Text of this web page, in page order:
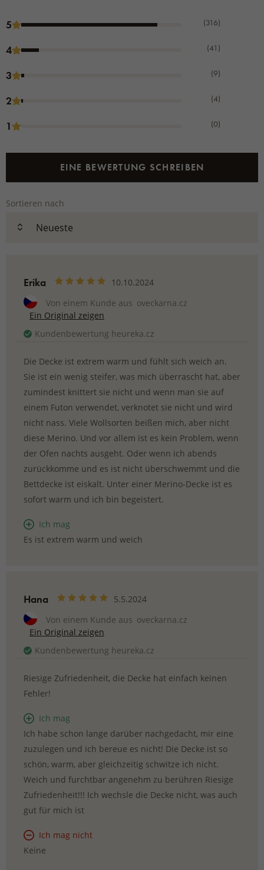
5 (316)
4 (41)
3 (9)
2 (4)
1 (0)
EINE BEWERTUNG SCHREIBEN
Sortieren nach
Erika
10.10.2024
Von einem Kunde aus oveckarna.cz
Ein Original zeigen
Kundenbewertung heureka.cz
Die Decke ist extrem warm und fühlt sich weich an.
Sie ist ein wenig steifer, was mich überrascht hat, aber
zumindest knittert sie nicht und wenn man sie auf
einem Futon verwendet, verknotet sie nicht und wird
nicht nass. Viele Wollsorten beißen mich, aber nicht
diese Merino. Und vor allem ist es kein Problem, wenn
der Ofen nachts ausgeht. Oder wenn ich abends
zurückkomme und es ist nicht überschwemmt und die
Bettdecke ist eiskalt. Unter einer Merino-Decke ist es
sofort warm und ich bin begeistert.
Ich mag
Es ist extrem warm und weich
Hana
5.5.2024
Von einem Kunde aus oveckarna.cz
Ein Original zeigen
Kundenbewertung heureka.cz
Riesige Zufriedenheit, die Decke hat einfach keinen
Fehler!
Ich mag
Ich habe schon lange darüber nachgedacht, mir eine
zuzulegen und ich bereue es nicht! Die Decke ist so
schön, warm, aber gleichzeitig schwitze ich nicht.
Weich und furchtbar angenehm zu berühren Riesige
Zufriedenheit!!! Ich wechsle die Decke nicht, was auch
gut für mich ist
Ich mag nicht
Keine